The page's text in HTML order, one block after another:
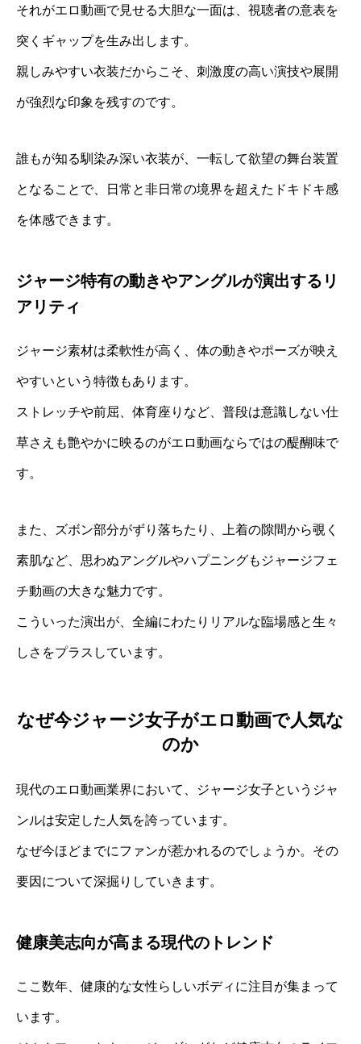
それがエロ動画で見せる大胆な一面は、視聴者の意表を
突くギャップを生み出します。
親しみやすい衣装だからこそ、刺激度の高い演技や展開
が強烈な印象を残すのです。
誰もが知る馴染み深い衣装が、一転して欲望の舞台装置
となることで、日常と非日常の境界を超えたドキドキ感
を体感できます。
ジャージ特有の動きやアングルが演出するリ
アリティ
ジャージ素材は柔軟性が高く、体の動きやポーズが映え
やすいという特徴もあります。
ストレッチや前屈、体育座りなど、普段は意識しない仕
草さえも艶やかに映るのがエロ動画ならではの醍醐味で
す。
また、ズボン部分がずり落ちたり、上着の隙間から覗く
素肌など、思わぬアングルやハプニングもジャージフェ
チ動画の大きな魅力です。
こういった演出が、全編にわたりリアルな臨場感と生々
しさをプラスしています。
なぜ今ジャージ女子がエロ動画で人気な
のか
現代のエロ動画業界において、ジャージ女子というジャ
ンルは安定した人気を誇っています。
なぜ今ほどまでにファンが惹かれるのでしょうか。その
要因について深掘りしていきます。
健康美志向が高まる現代のトレンド
ここ数年、健康的な女性らしいボディに注目が集まって
います。